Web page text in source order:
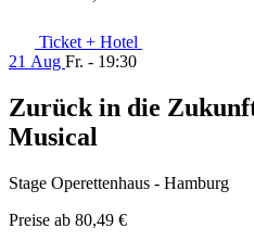
Ticket + Hotel
21 Aug Fr. - 19:30
Zurück in die
Musical
Stage Operettenhaus - Hamburg
Preise ab 80,49 €